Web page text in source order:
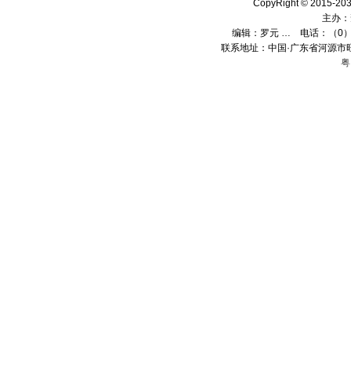
CopyRight © 2015-
主办：
编辑： 罗元 … 电话：（0
联系地址：中国·广东省河源